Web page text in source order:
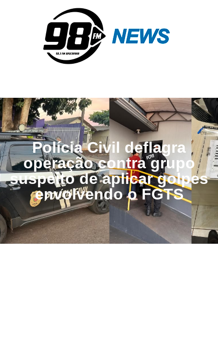
Polícia Civil deflagra
operação contra grupo
suspeito de aplicar golpes
envolvendo o FGTS